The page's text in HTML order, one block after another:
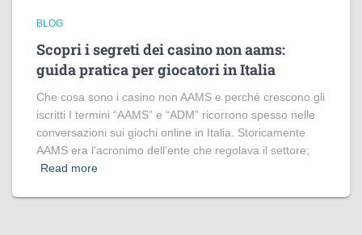
BLOG
Scopri i segreti dei casino non aams:
guida pratica per giocatori in Italia
Che cosa sono i casino non AAMS e perché crescono gli
iscritti I termini “AAMS” e “ADM” ricorrono spesso nelle
conversazioni sui giochi online in Italia. Storicamente
AAMS era l’acronimo dell’ente che regolava il settore;
Read more